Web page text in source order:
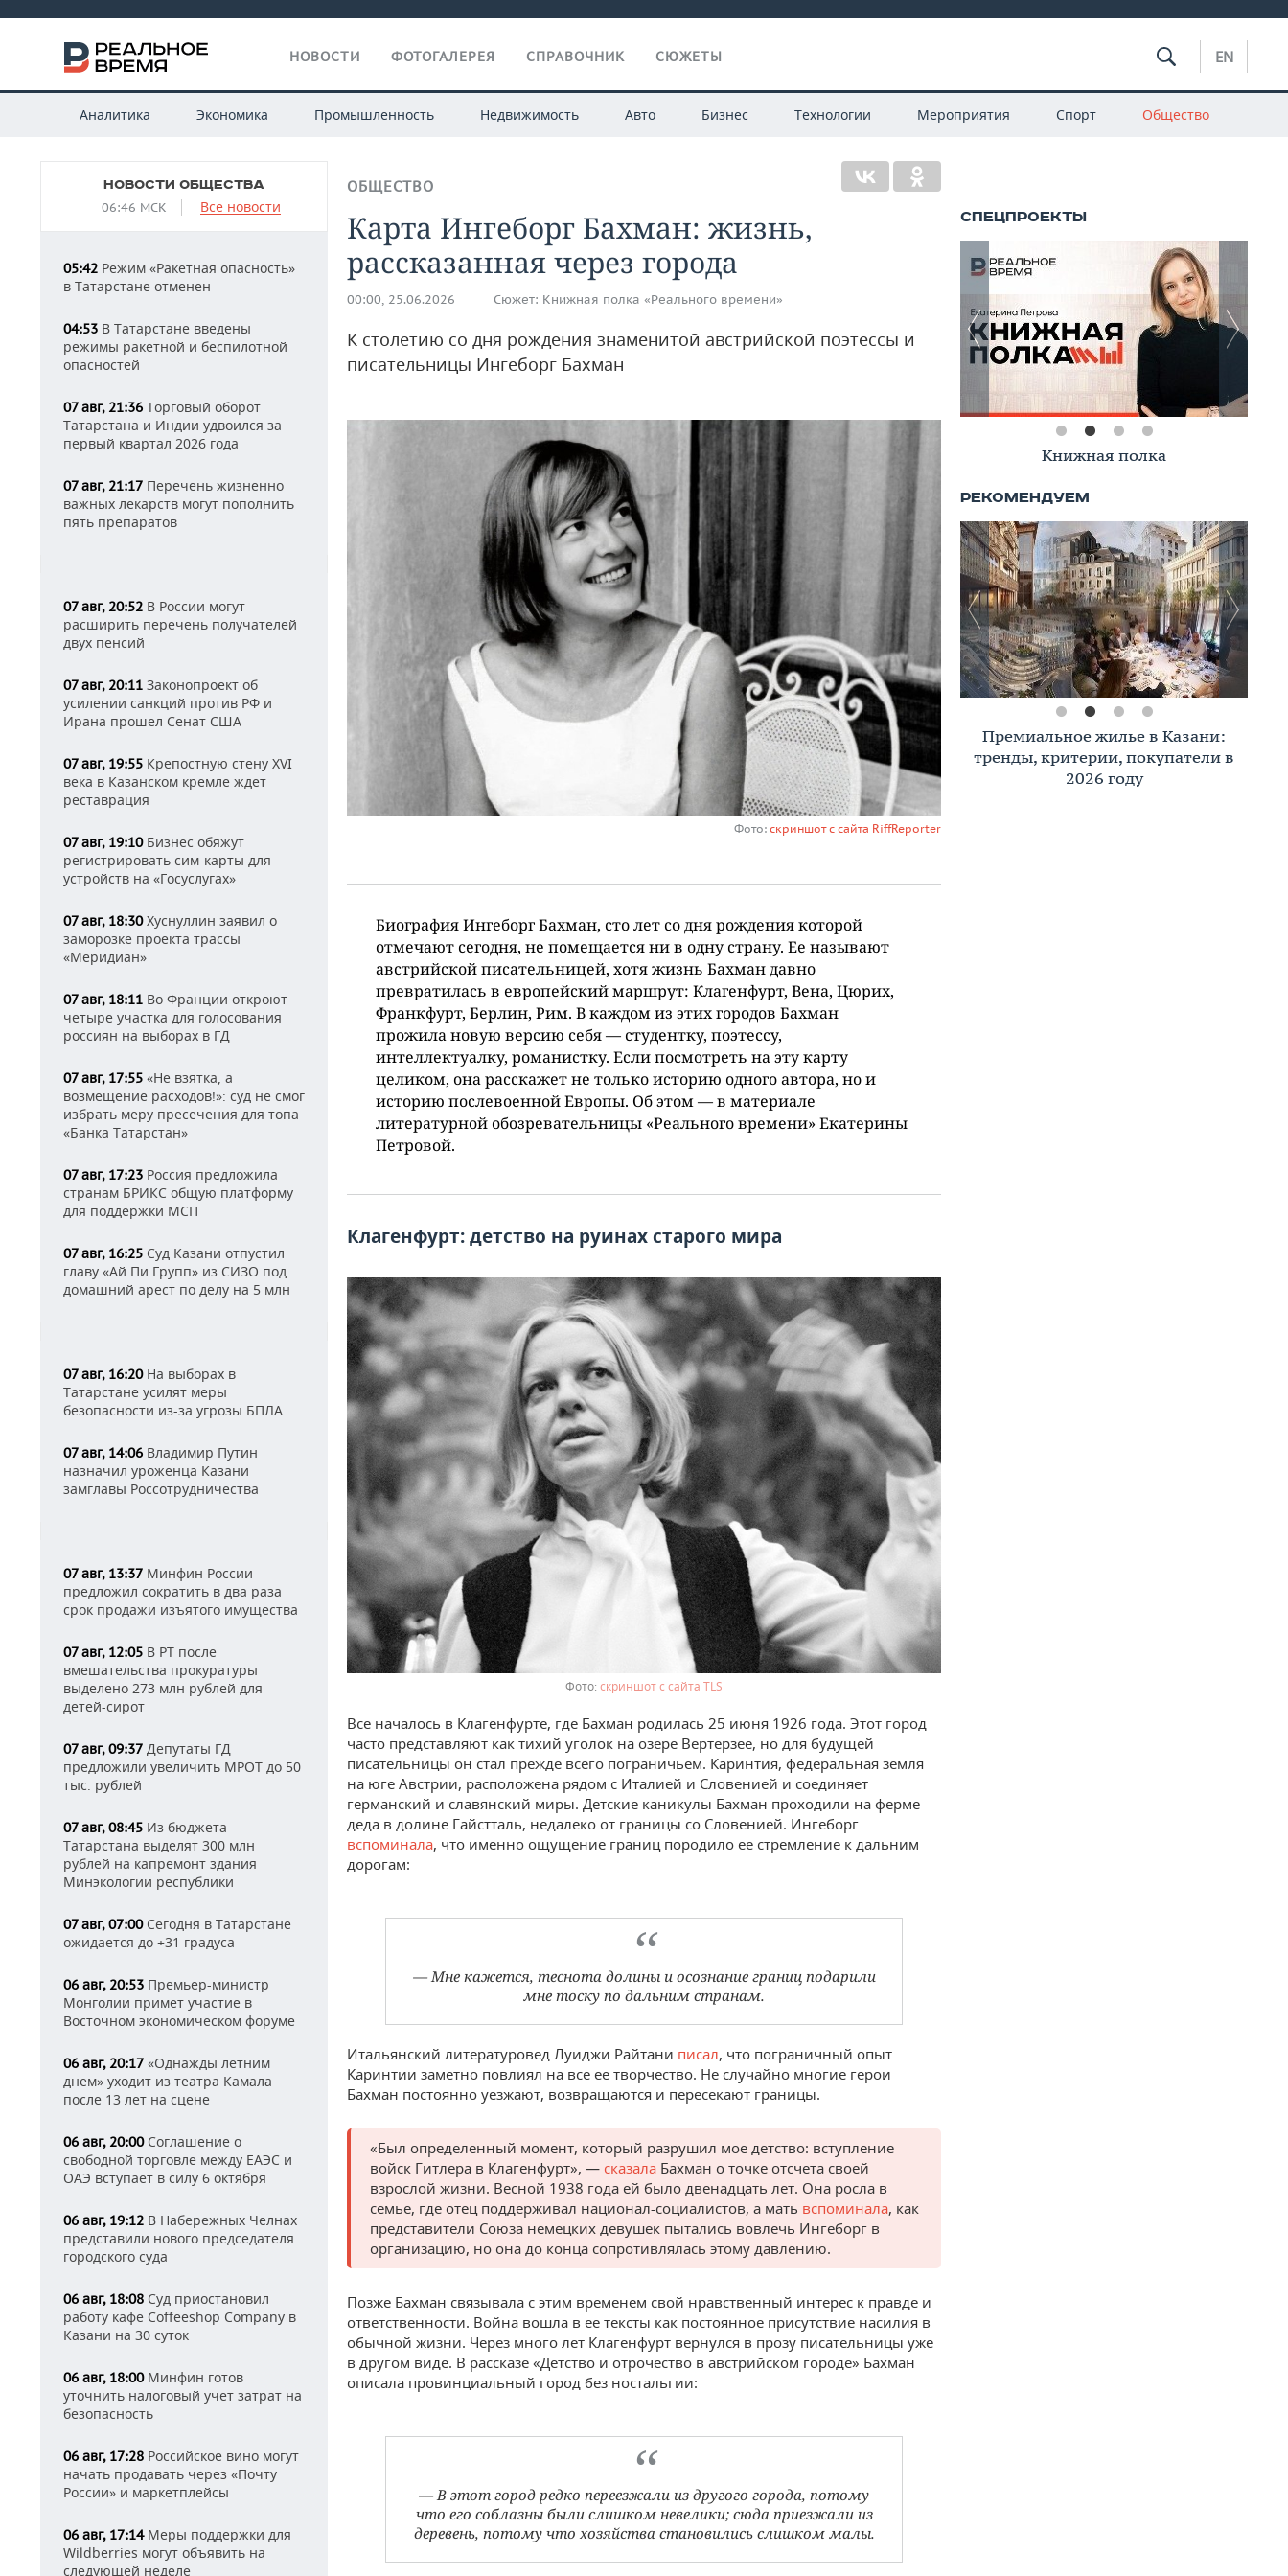
НОВОСТИ ФОТОГАЛЕРЕЯ СПРАВОЧНИК СЮЖЕТЫ EN
Аналитика Экономика Промышленность Недвижимость Авто Бизнес Технологии Мероприятия Спорт Общество
НОВОСТИ ОБЩЕСТВА
06:46 МСК Все новости
05:42 Режим «Ракетная опасность»
в Татарстане отменен
04:53 В Татарстане введены
режимы ракетной и беспилотной
опасностей
07 авг, 21:36 Торговый оборот
Татарстана и Индии удвоился за
первый квартал 2026 года
07 авг, 21:17 Перечень жизненно
важных лекарств могут пополнить
пять препаратов
07 авг, 20:52 В России могут
расширить перечень получателей
двух пенсий
07 авг, 20:11 Законопроект об
усилении санкций против РФ и
Ирана прошел Сенат США
07 авг, 19:55 Крепостную стену XVI
века в Казанском кремле ждет
реставрация
07 авг, 19:10Бизнес обяжут
регистрировать сим-карты для
устройств на «Госуслугах»
07 авг, 18:30Хуснуллин заявил о
заморозке проекта трассы
«Меридиан»
07 авг, 18:11 Во Франции откроют
четыре участка для голосования
россиян на выборах в ГД
07 авг, 17:55 «Не взятка, а
возмещение расходов!»: суд не смог
избрать меру пресечения для топа
«Банка Татарстан»
07 авг, 17:23 Россия предложила
странам БРИКС общую платформу
для поддержки МСП
07 авг, 16:25 Суд Казани отпустил
главу «Ай Пи Групп» из СИЗО под
домашний арест по делу на 5 млн
07 авг, 16:20На выборах в
Татарстане усилят меры
безопасности из-за угрозы БПЛА
07 авг, 14:06 Владимир Путин
назначил уроженца Казани
замглавы Россотрудничества
07 авг, 13:37 Минфин России
предложил сократить в два раза
срок продажи изъятого имущества
07 авг, 12:05 В РТ после
вмешательства прокуратуры
выделено 273 млн рублей для
детей-сирот
07 авг, 09:37 Депутаты ГД
предложили увеличить МРОТ до 50
тыс. рублей
07 авг, 08:45 Из бюджета
Татарстана выделят 300 млн
рублей на капремонт здания
Минэкологии республики
07 авг, 07:00Сегодня в Татарстане
ожидается до +31 градуса
06 авг, 20:53 Премьер-министр
Монголии примет участие в
Восточном экономическом форуме
06 авг, 20:17 «Однажды летним
днем» уходит из театра Камала
после 13 лет на сцене
06 авг, 20:00Соглашение о
свободной торговле между ЕАЭС и
ОАЭ вступает в силу 6 октября
06 авг, 19:12 В Набережных Челнах
представили нового председателя
городского суда
06 авг, 18:08 Суд приостановил
работу кафе Coffeeshop Company в
Казани на 30 суток
06 авг, 18:00Минфин готов
уточнить налоговый учет затрат на
безопасность
06 авг, 17:28 Российское вино могут
начать продавать через «Почту
России» и маркетплейсы
06 авг, 17:14Меры поддержки для
Wildberries могут объявить на
следующей неделе
ОБЩЕСТВО
Карта Ингеборг Бахман: жизнь,
рассказанная через города
00:00, 25.06.2026 Сюжет: Книжная полка «Реального времени»
К столетию со дня рождения знаменитой австрийской поэтессы и
писательницы Ингеборг Бахман
Фото: скриншот с сайта RiffReporter
Биография Ингеборг Бахман, сто лет со дня рождения которой
отмечают сегодня, не помещается ни в одну страну. Ее называют
австрийской писательницей, хотя жизнь Бахман давно
превратилась в европейский маршрут: Клагенфурт, Вена, Цюрих,
Франкфурт, Берлин, Рим. В каждом из этих городов Бахман
прожила новую версию себя — студентку, поэтессу,
интеллектуалку, романистку. Если посмотреть на эту карту
целиком, она расскажет не только историю одного автора, но и
историю послевоенной Европы. Об этом — в материале
литературной обозревательницы «Реального времени» Екатерины
Петровой.
Клагенфурт: детство на руинах старого мира
скриншот с сайта TLS
Все началось в Клагенфурте, где Бахман родилась 25 июня 1926 года. Этот город
часто представляют как тихий уголок на озере Вертерзее, но для будущей
писательницы он стал прежде всего пограничьем. Каринтия, федеральная земля
на юге Австрии, расположена рядом с Италией и Словенией и соединяет
германский и славянский миры. Детские каникулы Бахман проходили на ферме
деда в долине Гайстталь, недалеко от границы со Словенией. Ингеборг
вспоминала, что именно ощущение границ породило ее стремление к дальним
дорогам:
— Мне кажется, теснота долины и осознание границ подарили
мне тоску по дальним странам.
Итальянский литературовед Луиджи Райтани писал, что пограничный опыт
Каринтии заметно повлиял на все ее творчество. Не случайно многие герои
Бахман постоянно уезжают, возвращаются и пересекают границы.
«Был определенный момент, который разрушил мое детство: вступление
войск Гитлера в Клагенфурт», — сказала Бахман о точке отсчета своей
взрослой жизни. Весной 1938 года ей было двенадцать лет. Она росла в
семье, где отец поддерживал национал-социалистов, а мать вспоминала, как
представители Союза немецких девушек пытались вовлечь Ингеборг в
организацию, но она до конца сопротивлялась этому давлению.
Позже Бахман связывала с этим временем свой нравственный интерес к правде и
ответственности. Война вошла в ее тексты как постоянное присутствие насилия в
обычной жизни. Через много лет Клагенфурт вернулся в прозу писательницы уже
в другом виде. В рассказе «Детство и отрочество в австрийском городе» Бахман
описала провинциальный город без ностальгии:
— В этот город редко переезжали из другого города, потому
что его соблазны были слишком невелики; сюда приезжали из
деревень, потому что хозяйства становились слишком малы.
Книжная полка
Премиальное жилье в Казани:
тренды, критерии, покупатели в
2026 году